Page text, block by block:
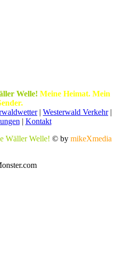
Welle! Meine Heimat. Mein
| Westerwald Verkehr|
| Kontakt
Wäller Welle! © by mikeXmedia